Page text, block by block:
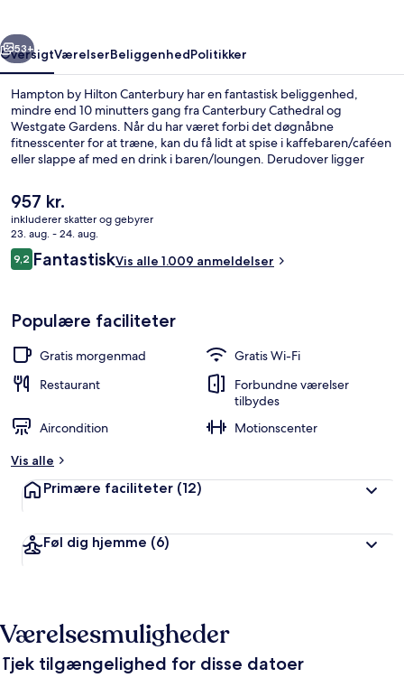
Næste
53+
OversigtVærelserBeliggenhedPolitikker
Hampton by Hilton Canterbury har en fantastisk beliggenhed,
mindre end 10 minutters gang fra Canterbury Cathedral og
Westgate Gardens. Når du har været forbi det døgnåbne
fitnesscenter for at træne, kan du få lidt at spise i kaffebaren/caféen
eller slappe af med en drink i baren/loungen. Derudover ligger
minutters gang væk. Stedets hjælpsomme personale og generelle
forhold får rigtig gode bedømmelser fra rejsende.
Den
nuværende
pris
er
957 kr.
957 kr.
inkluderer skatter og gebyrer
23. aug. - 24. aug.
Anmeldelser
9,29,2 ud af 10.
FantastiskVis alle 1.009 anmeldelser
Populære faciliteter
Gratis morgenmad
Gratis Wi-Fi
Restaurant
Forbundne værelser
tilbydes
Aircondition
Motionscenter
Vis alle
Primære faciliteter (12)
Føl dig hjemme (6)
Værelsesmuligheder
Tjek tilgængelighed for disse datoer